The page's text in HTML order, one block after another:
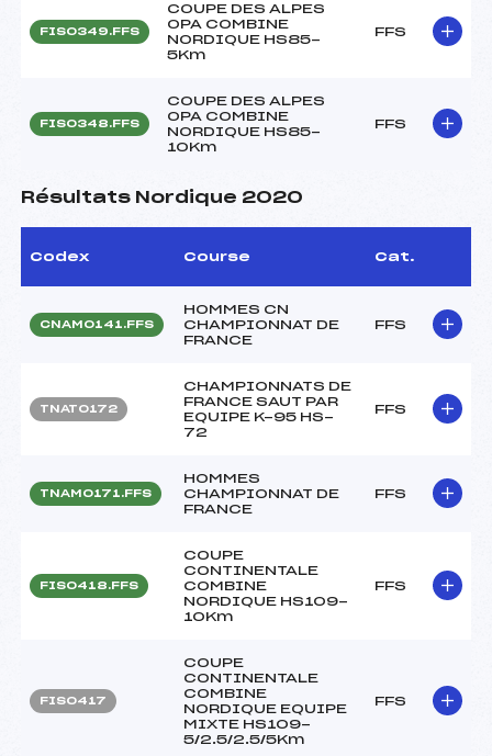
FIS0349.FFS
COUPE DES ALPES
OPA COMBINE
NORDIQUE HS85-
5Km
FFS
FIS0348.FFS
COUPE DES ALPES
OPA COMBINE
NORDIQUE HS85-
10Km
FFS
Résultats Nordique 2020
Codex Course Cat.
CNAM0141.FFS
HOMMES CN
CHAMPIONNAT DE
FRANCE
FFS
TNAT0172
CHAMPIONNATS DE
FRANCE SAUT PAR
EQUIPE K-95 HS-
72
FFS
TNAM0171.FFS
HOMMES
CHAMPIONNAT DE
FRANCE
FFS
FIS0418.FFS
COUPE
CONTINENTALE
COMBINE
NORDIQUE HS109-
10Km
FFS
FIS0417
COUPE
CONTINENTALE
COMBINE
NORDIQUE EQUIPE
MIXTE HS109-
5/2.5/2.5/5Km
FFS